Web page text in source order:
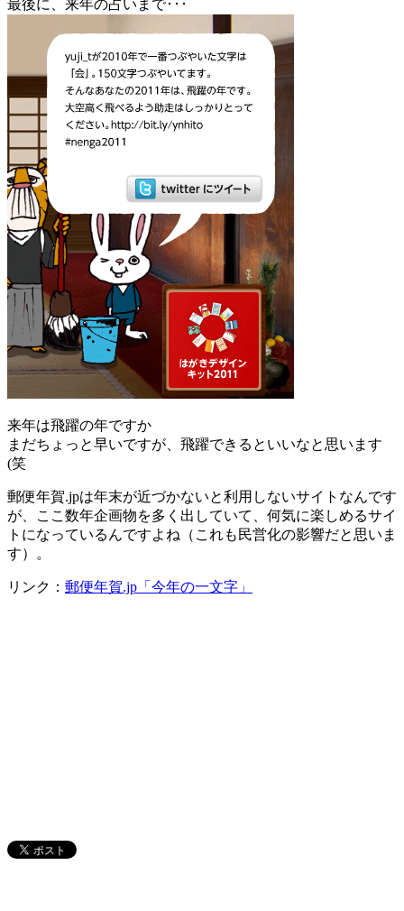
最後に、来年の占いまで･･･
来年は飛躍の年ですか
まだちょっと早いですが、飛躍できるといいなと思います
(笑
郵便年賀.jpは年末が近づかないと利用しないサイトなんです
が、ここ数年企画物を多く出していて、何気に楽しめるサイ
トになっているんですよね（これも民営化の影響だと思いま
す）。
リンク： 郵便年賀.jp「今年の一文字」